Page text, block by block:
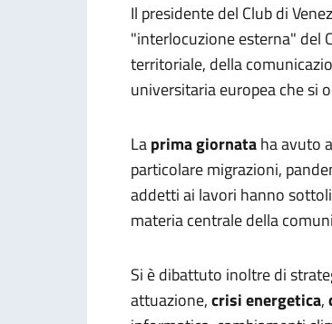
Il presidente del Club di
"interlocuzione esterna" del
territoriale, della
universitaria europea che si
Laprima giornataha avuto
particolare migrazioni,
addetti ai lavori hanno
materia centrale della
Si è dibattuto inoltre di
attuazione,crisi energetica,